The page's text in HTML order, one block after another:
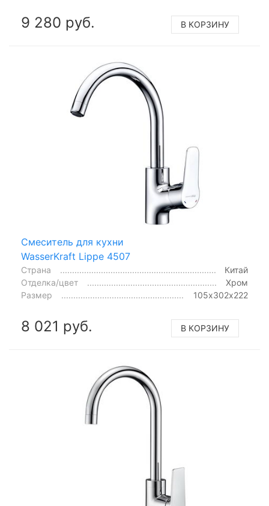
9 280 руб. В КОРЗИНУ
Смеситель для кухни
WasserKraft Lippe 4507
Страна
Китай
Отделка/цвет
Хром
Размер
105х302х222
8 021 руб. В КОРЗИНУ